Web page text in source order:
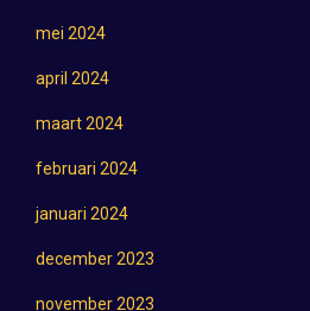
mei 2024
april 2024
maart 2024
februari 2024
januari 2024
december 2023
november 2023